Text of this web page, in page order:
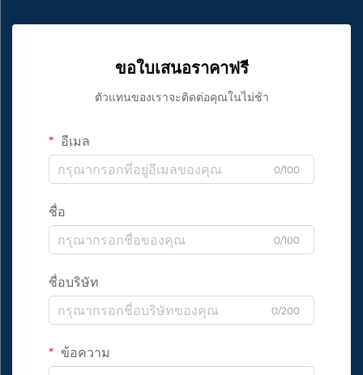
ขอใบเสนอราคาฟรี
ตัวแทนของเราจะติดต่อคุณในไม่ช้า
อีเมล
0/100
ชื่อ
0/100
ชื่อบริษัท
0/200
ข้อความ